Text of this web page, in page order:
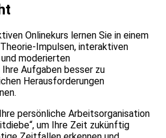
Onlinekurs lernen Sie in einem
Impulsen, interaktiven
moderierten
Ihre Aufgaben besser zu
Herausforderungen
persönliche Arbeitsorganisation
um Ihre Zeit zukünftig